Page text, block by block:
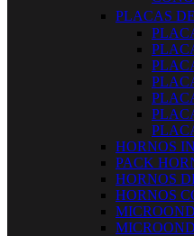
PLACAS
HORNOS
PACK
HORNOS
HORNOS